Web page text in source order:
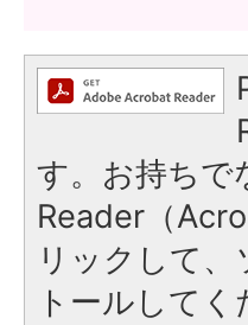
す。お持ちで
Reader（
リックして
トールしてく